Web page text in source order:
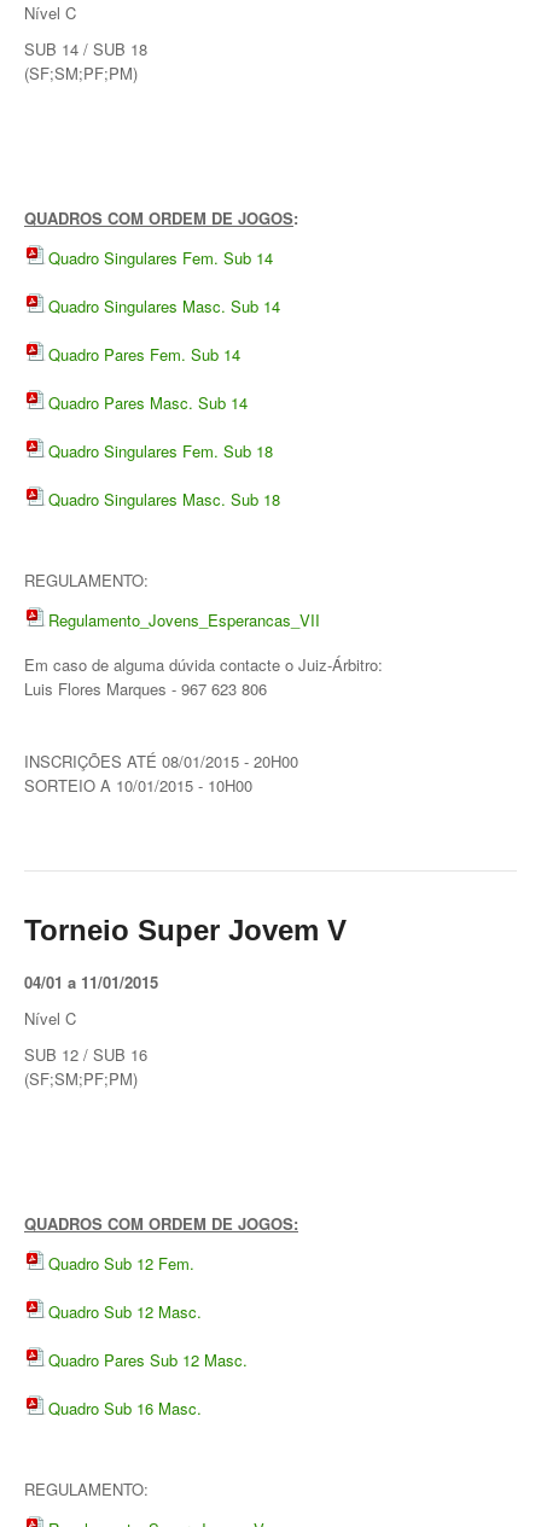
Smashtour 2015
Torneio Super Jovem IV
Torneio Jovens Esperanças V
Open Ano Novo
CTPL vs Vamos Tennis Club (RUS)
Masters do Torneio Escada
Lumiar Kids Cup XIII
Torneio Extracarnes III
Open Aniversário
Torneio Raqueta por um Sorriso
Inter-Clubes +35
Galeria 2011
Contactos
Nível C
SUB 14 / SUB 18
(SF;SM;PF;PM)
QUADROS COM ORDEM DE JOGOS:
Quadro Singulares Fem. Sub 14
Quadro Singulares Masc. Sub 14
Quadro Pares Fem. Sub 14
Quadro Pares Masc. Sub 14
Quadro Singulares Fem. Sub 18
Quadro Singulares Masc. Sub 18
REGULAMENTO:
Regulamento_Jovens_Esperancas_VII
Em caso de alguma dúvida contacte o Juiz-Árbitro:
Luis Flores Marques - 967 623 806
INSCRIÇÕES ATÉ 08/01/2015 - 20H00
SORTEIO A 10/01/2015 - 10H00
Torneio Super Jovem V
04/01 a 11/01/2015
Nível C
SUB 12 / SUB 16
(SF;SM;PF;PM)
QUADROS COM ORDEM DE JOGOS:
Quadro Sub 12 Fem.
Quadro Sub 12 Masc.
Quadro Pares Sub 12 Masc.
Quadro Sub 16 Masc.
REGULAMENTO: